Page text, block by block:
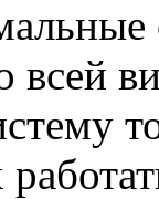
всей